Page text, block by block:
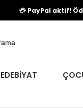
💳 PayPal aktif!
EDEBİYAT